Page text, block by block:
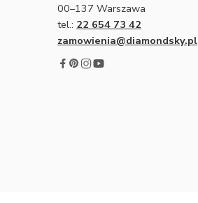
00–137 Warszawa
tel.: 22 654 73 42
zamowienia@diamondsky.pl